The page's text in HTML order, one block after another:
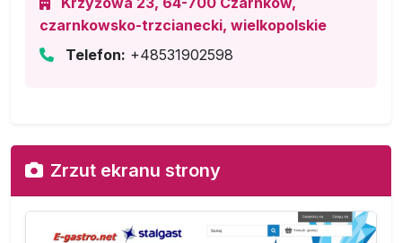
czarnkowsko-trzcianecki, wielkopolskie
Telefon: +48531902598
Zrzut ekranu strony